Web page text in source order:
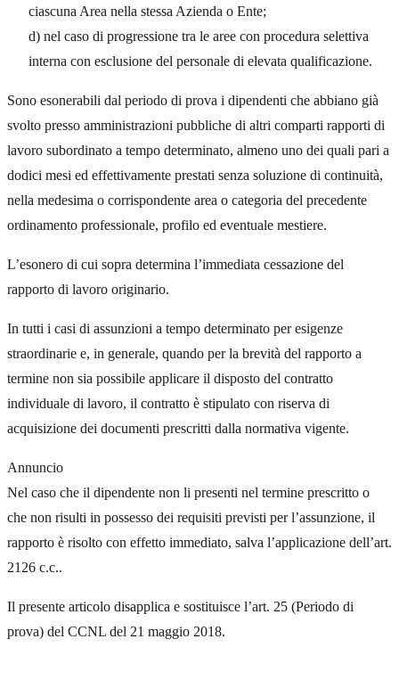
ciascuna Area nella stessa Azienda o Ente;
d) nel caso di progressione tra le aree con procedura selettiva
interna con esclusione del personale di elevata qualificazione.
Sono esonerabili dal periodo di prova i dipendenti che abbiano già
svolto presso amministrazioni pubbliche di altri comparti rapporti di
lavoro subordinato a tempo determinato, almeno uno dei quali pari a
dodici mesi ed effettivamente prestati senza soluzione di continuità,
nella medesima o corrispondente area o categoria del precedente
ordinamento professionale, profilo ed eventuale mestiere.
L’esonero di cui sopra determina l’immediata cessazione del
rapporto di lavoro originario.
In tutti i casi di assunzioni a tempo determinato per esigenze
straordinarie e, in generale, quando per la brevità del rapporto a
termine non sia possibile applicare il disposto del contratto
individuale di lavoro, il contratto è stipulato con riserva di
acquisizione dei documenti prescritti dalla normativa vigente.
Annuncio
Nel caso che il dipendente non li presenti nel termine prescritto o
che non risulti in possesso dei requisiti previsti per l’assunzione, il
rapporto è risolto con effetto immediato, salva l’applicazione dell’art.
2126 c.c..
Il presente articolo disapplica e sostituisce l’art. 25 (Periodo di
prova) del CCNL del 21 maggio 2018.